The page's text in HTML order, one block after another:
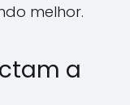
melhor.
a